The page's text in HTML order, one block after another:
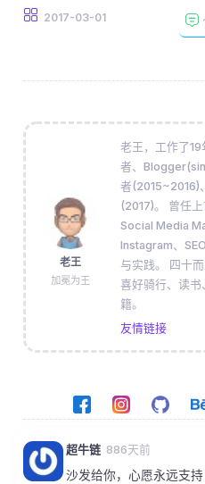
2017-03-01
老王
加冕为王
老王，工作了
者、
者(2015~2016)
(2017)。 曾任
Social Media
Instagram、
与实践。 四十
喜好骑行、读书
籍。
友情链接
超牛链 886天前
沙发给你，心愿永远支持